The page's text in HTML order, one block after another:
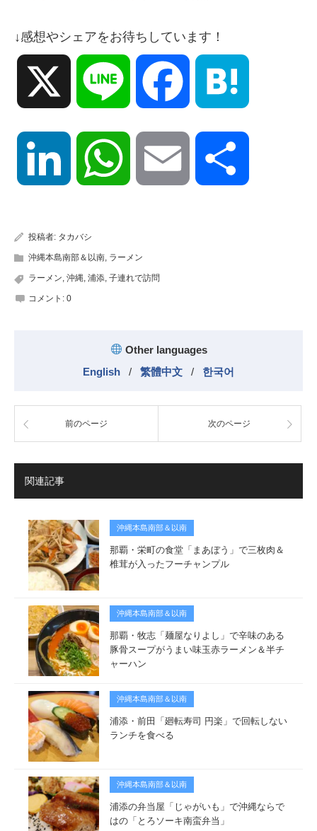
↓感想やシェアをお待ちしています！
Line Facebook
LinkedIn WhatsApp Email
投稿者: タカバシ
沖縄本島南部＆以南, ラーメン
ラーメン, 沖縄, 浦添, 子連れで訪問
コメント: 0
Other languages
English
/ 繁體中文 / 한국어
前のページ 次のページ
関連記事
沖縄本島南部＆以南
那覇・栄町の食堂「まあぼう」で三枚肉＆
椎茸が入ったフーチャンプル
沖縄本島南部＆以南
那覇・牧志「麺屋なりよし」で辛味のある
豚骨スープがうまい味玉赤ラーメン＆半チ
ャーハン
沖縄本島南部＆以南
浦添・前田「廻転寿司 円楽」で回転しない
ランチを食べる
沖縄本島南部＆以南
浦添の弁当屋「じゃがいも」で沖縄ならで
はの「とろソーキ南蛮弁当」